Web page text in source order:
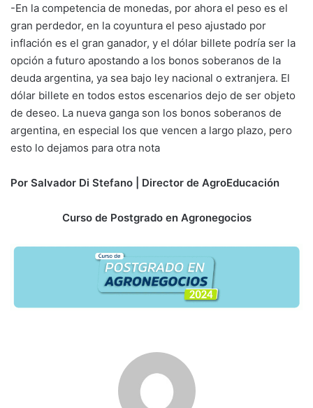
-En la competencia de monedas, por ahora el peso es el
gran perdedor, en la coyuntura el peso ajustado por
inflación es el gran ganador, y el dólar billete podría ser la
opción a futuro apostando a los bonos soberanos de la
deuda argentina, ya sea bajo ley nacional o extranjera. El
dólar billete en todos estos escenarios dejo de ser objeto
de deseo. La nueva ganga son los bonos soberanos de
argentina, en especial los que vencen a largo plazo, pero
esto lo dejamos para otra nota
Por Salvador Di Stefano | Director de AgroEducación
Curso de Postgrado en Agronegocios